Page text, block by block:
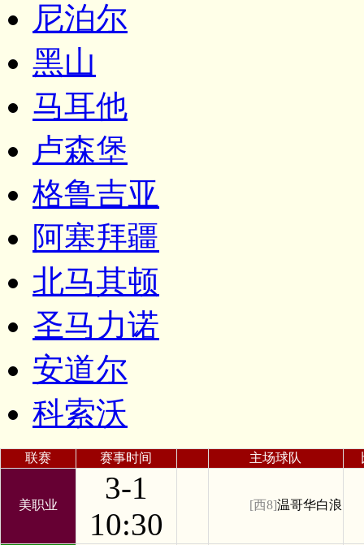
尼泊尔
黑山
马耳他
卢森堡
格鲁吉亚
阿塞拜疆
北马其顿
圣马力诺
安道尔
科索沃
联赛 赛事时间 主场球队
美职业
3-1
10:30
[西8]温哥华白浪